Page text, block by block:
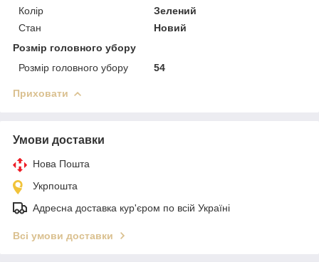
Колір
Зелений
Стан
Новий
Розмір головного убору
Розмір головного убору
54
Приховати
Умови доставки
Нова Пошта
Укрпошта
Адресна доставка кур'єром по всій Україні
Всі умови доставки